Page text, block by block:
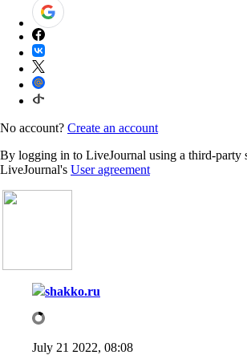
No account? Create an account
By logging in to LiveJournal using a third-party
LiveJournal's User agreement
shakko.ru
July 21 2022, 08:08